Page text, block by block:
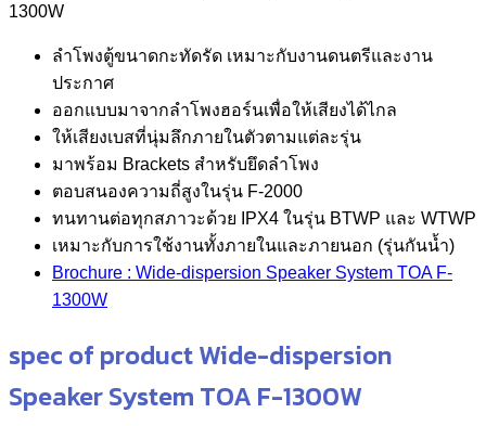
1300W
ลำโพงตู้ขนาดกะทัดรัด เหมาะกับงานดนตรีและงาน
ประกาศ
ออกแบบมาจากลำโพงฮอร์นเพื่อให้เสียงได้ไกล
ให้เสียงเบสที่นุ่มลึกภายในตัวตามแต่ละรุ่น
มาพร้อม Brackets สำหรับยึดลำโพง
ตอบสนองความถี่สูงในรุ่น F-2000
ทนทานต่อทุกสภาวะด้วย IPX4 ในรุ่น BTWP และ WTWP
เหมาะกับการใช้งานทั้งภายในและภายนอก (รุ่นกันน้ำ)
Brochure : Wide-dispersion Speaker System TOA F-
1300W
spec of product Wide-dispersion
Speaker System TOA F-1300W